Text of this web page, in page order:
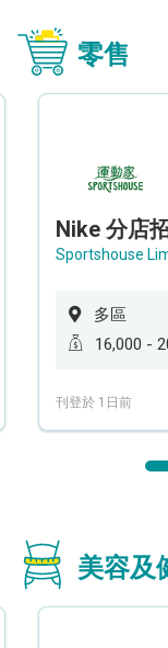
零售
Nike 分店
Sportshouse
多區
16,000 -
刊登於 1日前
美容及